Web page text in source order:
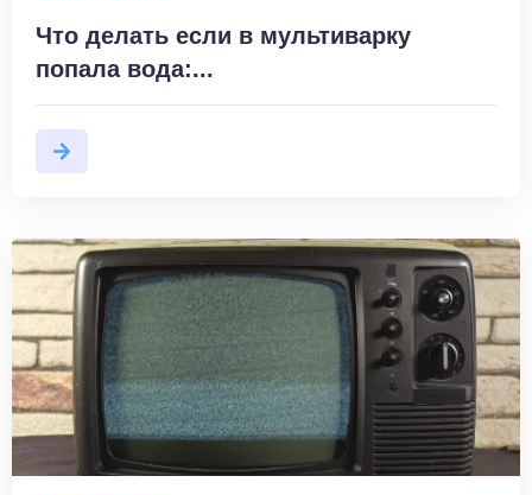
Что делать если в мультиварку
попала вода:...